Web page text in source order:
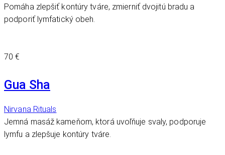
Pomáha zlepšiť kontúry tváre, zmierniť dvojitú bradu a
podporiť lymfatický obeh.
70 €
Gua Sha
Nirvana Rituals
Jemná masáž kameňom, ktorá uvoľňuje svaly, podporuje
lymfu a zlepšuje kontúry tváre.